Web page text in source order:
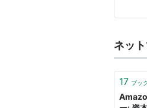
ネッ
17 ブッ